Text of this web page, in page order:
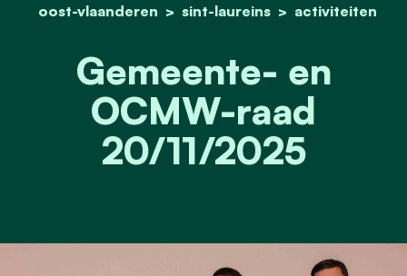
home
oost-vlaanderen sint-laureins activiteiten
gemeente- en ocmw-
Gemeente- en
OCMW-raad
20/11/2025